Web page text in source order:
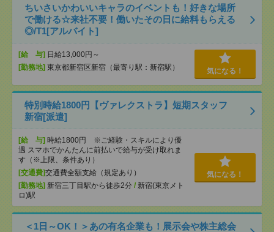
ちいさいかわいいキャラのイベントも！好きな場所
で働ける☆来社不要！働いたその日に給料もらえる
◎/T1[アルバイト]
[給 与] 日給13,000円～
[勤務地] 東京都新宿区新宿（最寄り駅：新宿駅） 気になる！
特別時給1800円【ヴァレクストラ】短期スタッフ
新宿[派遣]
[給 与] 時給1800円 ※ご経験・スキルにより優
遇 スマホでかんたんに前払いで給与が受け取れま
す（※上限、条件あり）
[交通費]交通費全額支給（規定あり）
[勤務地] 新宿三丁目駅から徒歩2分 / 新宿(東京メト
ロ)駅
気になる！
＜1日～OK！＞あの有名企業も！展示会や株主総会